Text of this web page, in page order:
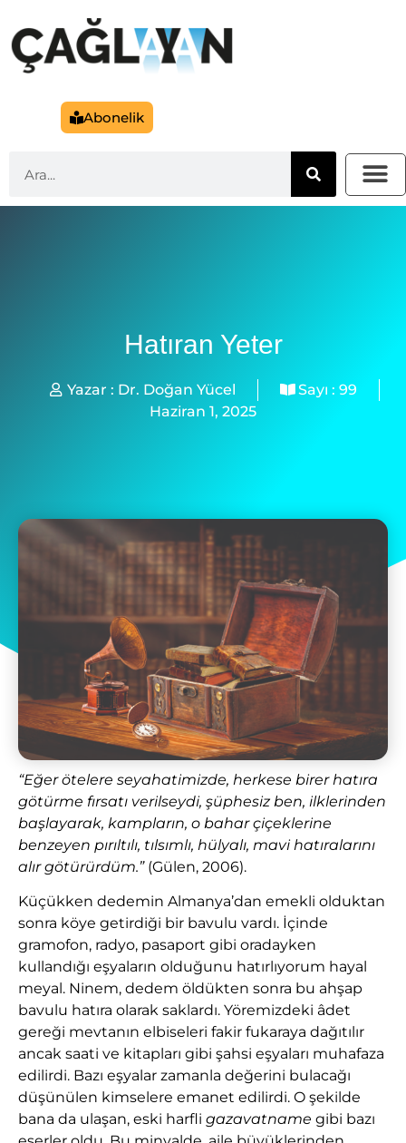
Abonelik
Hatıran Yeter
Yazar : Dr. Doğan Yücel Sayı : 99
Haziran 1, 2025
“Eğer ötelere seyahatimizde, herkese birer hatıra
götürme fırsatı verilseydi, şüphesiz ben, ilklerinden
başlayarak, kampların, o bahar çiçeklerine
benzeyen pırıltılı, tılsımlı, hülyalı, mavi hatıralarını
alır götürürdüm.”(Gülen, 2006).
Küçükken dedemin Almanya’dan emekli olduktan
sonra köye getirdiği bir bavulu vardı. İçinde
gramofon, radyo, pasaport gibi oradayken
kullandığı eşyaların olduğunu hatırlıyorum hayal
meyal. Ninem, dedem öldükten sonra bu ahşap
bavulu hatıra olarak saklardı. Yöremizdeki âdet
gereği mevtanın elbiseleri fakir fukaraya dağıtılır
ancak saati ve kitapları gibi şahsi eşyaları muhafaza
edilirdi. Bazı eşyalar zamanla değerini bulacağı
düşünülen kimselere emanet edilirdi. O şekilde
bana da ulaşan, eski harfli gazavatname gibi bazı